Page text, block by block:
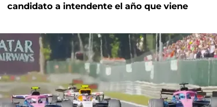
candidato a intendente el año que viene